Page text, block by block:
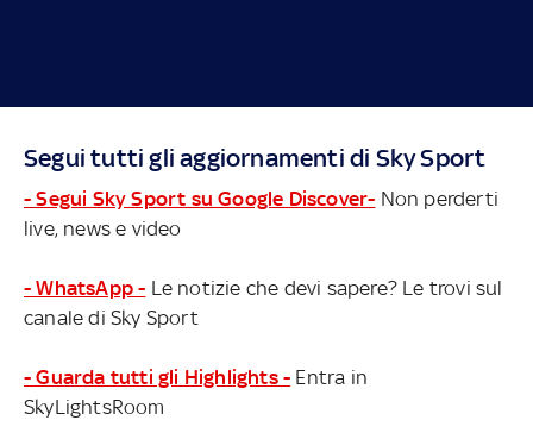
Segui tutti gli aggiornamenti di Sky Sport
- Segui Sky Sport su Google Discover- Non perderti
live, news e video
- WhatsApp - Le notizie che devi sapere? Le trovi sul
canale di Sky Sport
- Guarda tutti gli Highlights - Entra in
SkyLightsRoom